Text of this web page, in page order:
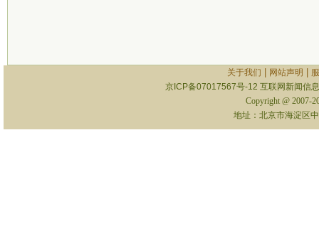
关于我们 网站声明
京ICP备07017567号-12 互联网新闻信
Copyright @ 2007-
地址：北京市海淀区